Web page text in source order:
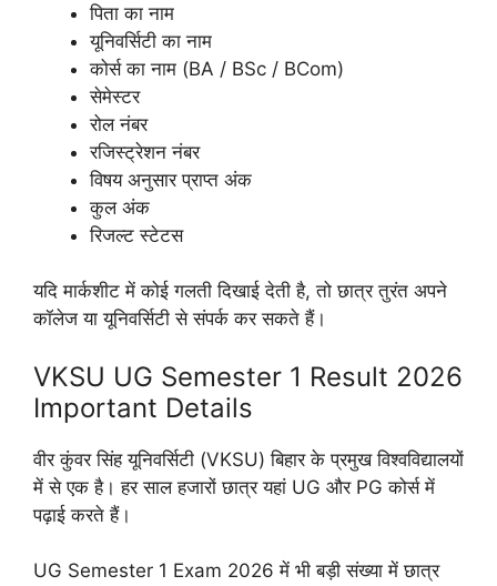
पिता का नाम
यूनिवर्सिटी का नाम
कोर्स का नाम (BA / BSc / BCom)
सेमेस्टर
रोल नंबर
रजिस्ट्रेशन नंबर
विषय अनुसार प्राप्त अंक
कुल अंक
रिजल्ट स्टेटस
यदि मार्कशीट में कोई गलती दिखाई देती है, तो छात्र तुरंत अपने
कॉलेज या यूनिवर्सिटी से संपर्क कर सकते हैं।
VKSU UG Semester 1 Result 2026
Important Details
वीर कुंवर सिंह यूनिवर्सिटी (VKSU) बिहार के प्रमुख विश्वविद्यालयों
में से एक है। हर साल हजारों छात्र यहां UG और PG कोर्स में
पढ़ाई करते हैं।
UG Semester 1 Exam 2026 में भी बड़ी संख्या में छात्र